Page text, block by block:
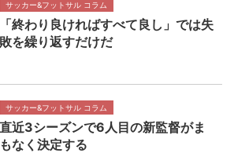
サッカー&フットサル コラム
「終わり良ければすべて良し」では失
敗を繰り返すだけだ
サッカー&フットサル コラム
直近3シーズンで6人目の新監督がま
もなく決定する